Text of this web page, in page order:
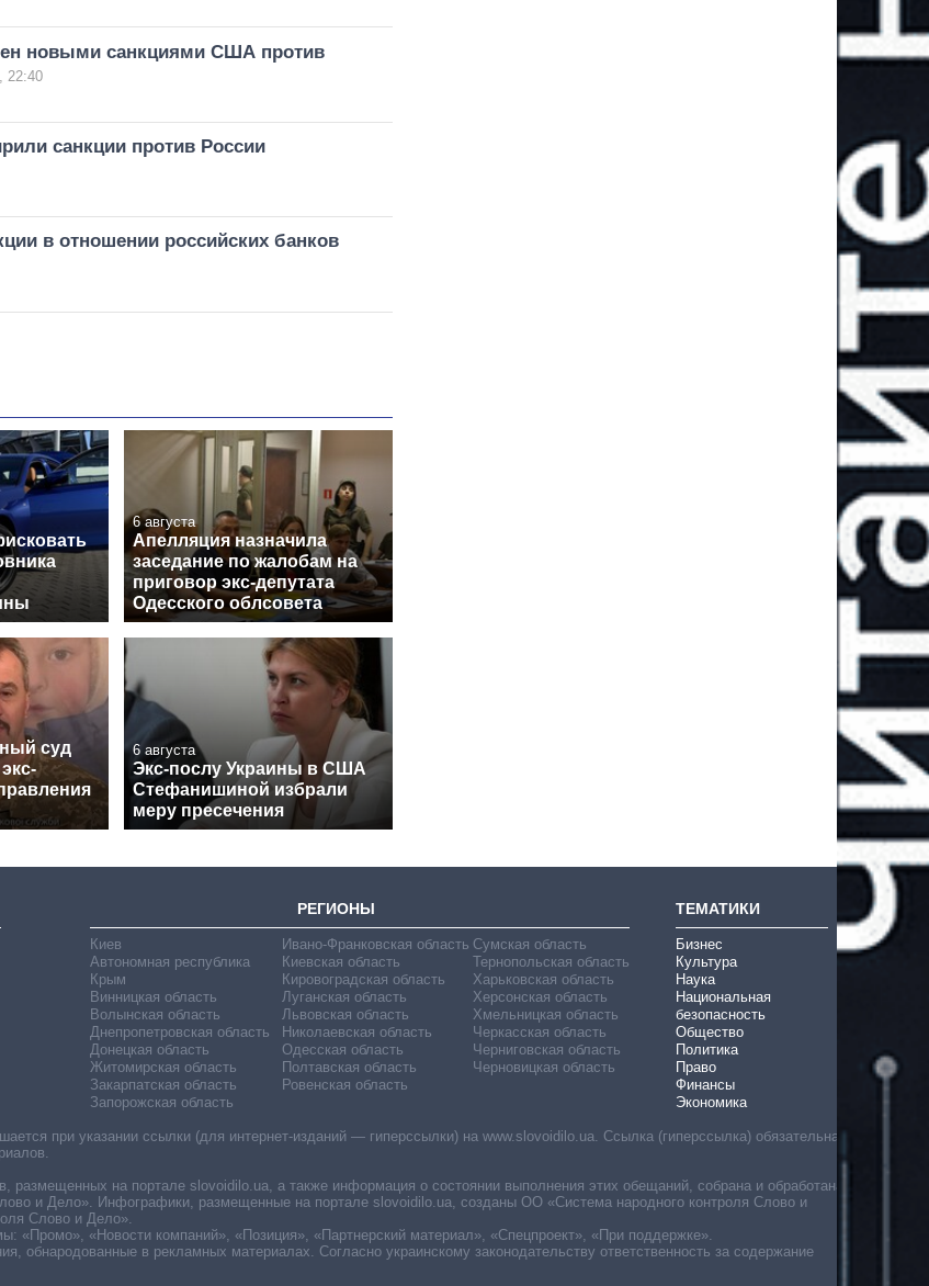
новыми санкциями США против
22:40
санкции против России
в отношении российских банков
6 августа
Апелляция назначила
заседание по жалобам на
приговор экс-депутата
Одесского облсовета
суд
6 августа
Экс-послу Украины в США
Стефанишиной избрали
меру пресечения
РЕГИОНЫ
Киев
Автономная республика
Крым
Винницкая область
Волынская область
Днепропетровская область
Донецкая область
Житомирская область
Закарпатская область
Запорожская область
Ивано-Франковская область
Киевская область
Кировоградская область
Луганская область
Львовская область
Николаевская область
Одесская область
Полтавская область
Ровенская область
Сумская область
Тернопольская область
Харьковская область
Херсонская область
Хмельницкая область
Черкасская область
Черниговская область
Черновицкая область
ТЕМАТИКИ
Бизнес
Культура
Наука
Национальная
безопасность
Общество
Политика
Право
Финансы
Экономика
при указании ссылки (для интернет-изданий — гиперссылки) на www.slovoidilo.ua. Ссылка (гиперссылка) обязательна
размещенных на портале slovoidilo.ua, а также информация о состоянии выполнения этих обещаний, собрана и обработана
и Дело». Инфографики, размещенные на портале slovoidilo.ua, созданы ОО «Система народного контроля Слово и
Слово и Дело».
«Промо», «Новости компаний», «Позиция», «Партнерский материал», «Спецпроект», «При поддержке».
обнародованные в рекламных материалах. Согласно украинскому законодательству ответственность за содержание